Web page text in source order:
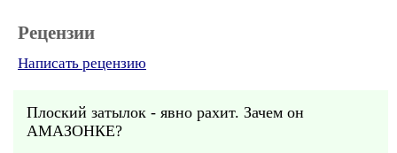
Рецензии
Написать рецензию
Плоский затылок - явно рахит. Зачем он
АМАЗОНКЕ?